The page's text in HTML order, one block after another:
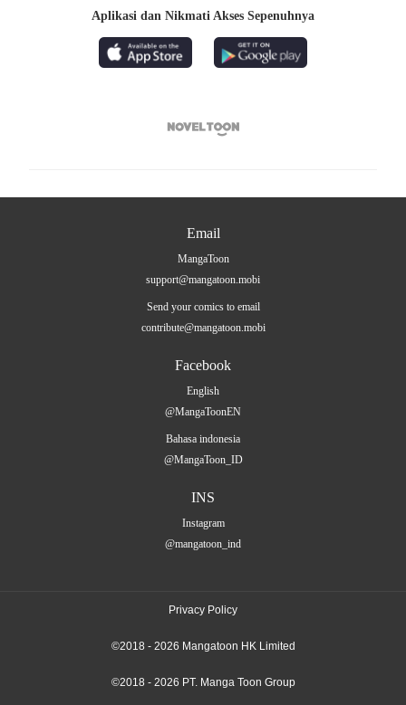
Aplikasi dan Nikmati Akses Sepenuhnya

Email
MangaToon
support@mangatoon.mobi
Send your comics to email
contribute@mangatoon.mobi
Facebook
English
@MangaToonEN
Bahasa indonesia
@MangaToon_ID
INS
Instagram
@mangatoon_ind
Privacy Policy
©2018 - 2026 Mangatoon HK Limited
©2018 - 2026 PT. Manga Toon Group